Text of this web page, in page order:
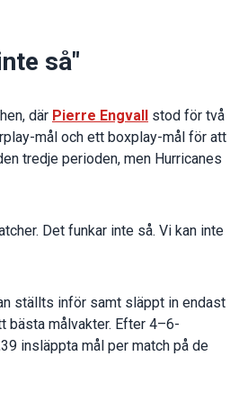
så"
där Pierre Engvall
stod för två
mål och ett boxplay-mål för att
tredje perioden, men Hurricanes
Det funkar inte så. Vi kan inte
ställts inför samt släppt in endast
bästa målvakter. Efter 4–6-
insläppta mål per match på de